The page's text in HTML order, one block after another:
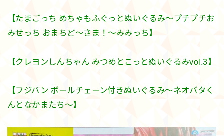
【たまごっち めちゃもふぐっとぬいぐるみ～プチプチお
みせっち おまちど～さま！～みみっち】
【クレヨンしんちゃん みつめとこっとぬいぐるみvol.3】
【フジパン ボールチェーン付きぬいぐるみ～ネオバタく
んとなかまたち～】